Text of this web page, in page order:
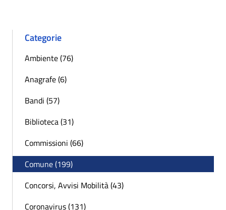
Categorie
Ambiente (76)
Anagrafe (6)
Bandi (57)
Biblioteca (31)
Commissioni (66)
Comune (199)
Concorsi, Avvisi Mobilità (43)
Coronavirus (131)